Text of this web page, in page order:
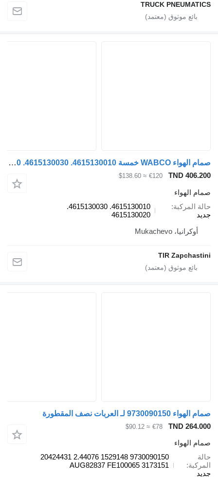
TRUCK
صمام الهواء WABCO خمسة 4615130010. 4615130030. 4615130020 لـ العربات نصف المقطورة
TND
€120
≈ $138.60
الهواء
المركبة
4615130010. 4615130030.
4615130020
أوكرانيا، Mukachevo
TIR
لـ العربات نصف المقطورة
TND
€78
≈ $90.12
الهواء
9730090150 1529148 2.44076 20424431
3173151 AUG82837 FE100065